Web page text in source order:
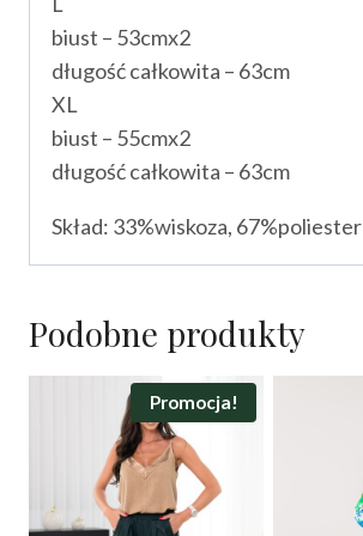
biust – 53cmx2
długość całkowita – 63cm
XL
biust – 55cmx2
długość całkowita – 63cm
Skład: 33%wiskoza, 67%poliester
Podobne produkty
Promocja!